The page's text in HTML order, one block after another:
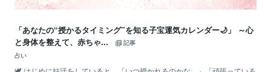
「あなたの“授かるタイミング”を知る子宝運気カレンダー🌙」 ～心
と身体を整えて、赤ちゃ...
記事
占い